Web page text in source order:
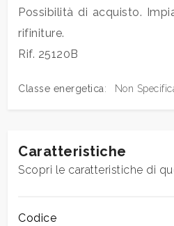
Possibilità di acquisto.
rifiniture.
Rif. 25120B
Classe energetica: Non
Caratteristiche
Scopri le caratteristiche di
Codice
Prezzo
Totale